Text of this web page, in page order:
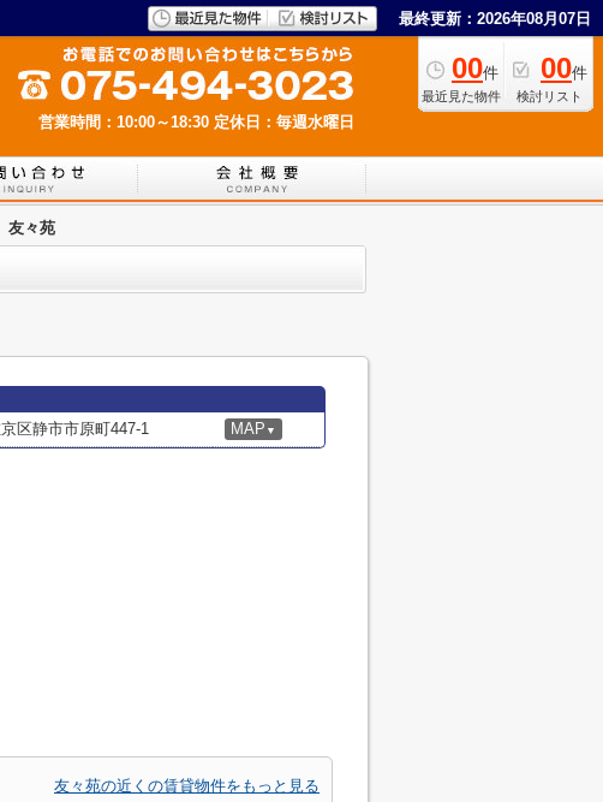
最終更新：2026年08月07日
00件
最近見た物件
00件
検討リスト
営業時間：10:00～18:30 定休日：毎週水曜日
友々苑
区静市市原町447-1 MAP ▼
友々苑の近くの賃貸物件をもっと見る